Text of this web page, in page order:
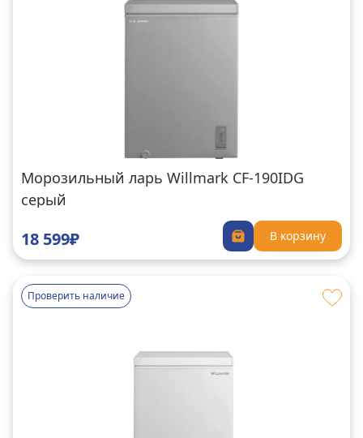
Морозильный ларь Willmark CF-190IDG
серый
18 599₽ В корзину
Проверить наличие